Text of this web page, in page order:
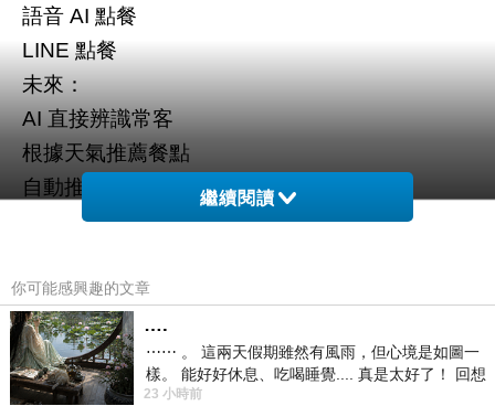
語音 AI 點餐
LINE 點餐
未來：
AI 直接辨識常客
根據天氣推薦餐點
自動推套餐
麥當勞、速食店會最早全面化。
2.外場送餐員
尤其大型連鎖火鍋店、迴轉壽司。
因為送餐其實是：
固定路線
繼續閱讀
你可能感興趣的文章
….
⋯⋯ 。 這兩天假期雖然有風雨，但心境是如圖一
樣。 能好好休息、吃喝睡覺.... 真是太好了！ 回想
起來，以前根本就很難有這
23 小時前